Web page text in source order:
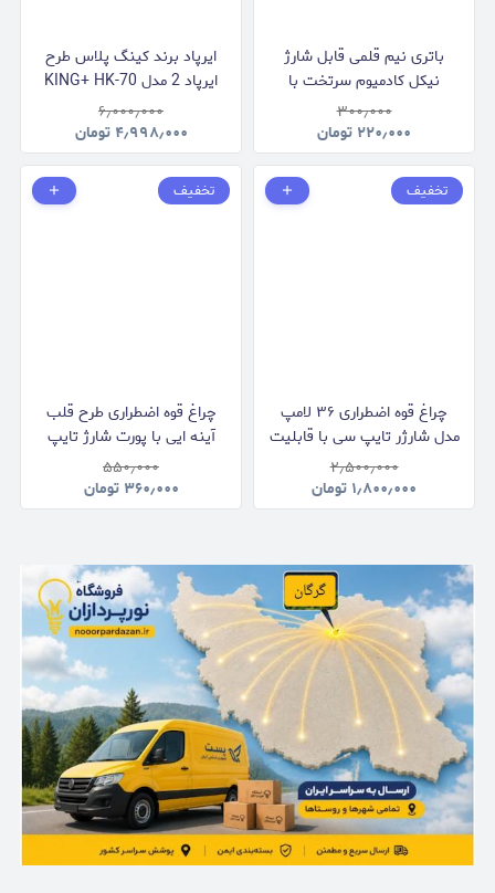
باتری نیم قلمی قابل شارژ
نیکل کادمیوم سرتخت با
استاندارد AAA
۳۰۰٫۰۰۰
۲۲۰٫۰۰۰ تومان
ایرپاد برند کینگ پلاس طرح
ایرپاد 2 مدل KING+ HK-70
۶٫۰۰۰٫۰۰۰
۴٫۹۹۸٫۰۰۰ تومان
تخفیف
چراغ قوه اضطراری ۳۶ لامپ
مدل شارژر تایپ سی با قابلیت
نصب روی دیوار و دسته حمل
سیار
۲٫۵۰۰٫۰۰۰
۱٫۸۰۰٫۰۰۰ تومان
تخفیف
چراغ قوه اضطراری طرح قلب
آینه ایی با پورت شارژ تایپ
سی
۵۵۰٫۰۰۰
۳۶۰٫۰۰۰ تومان